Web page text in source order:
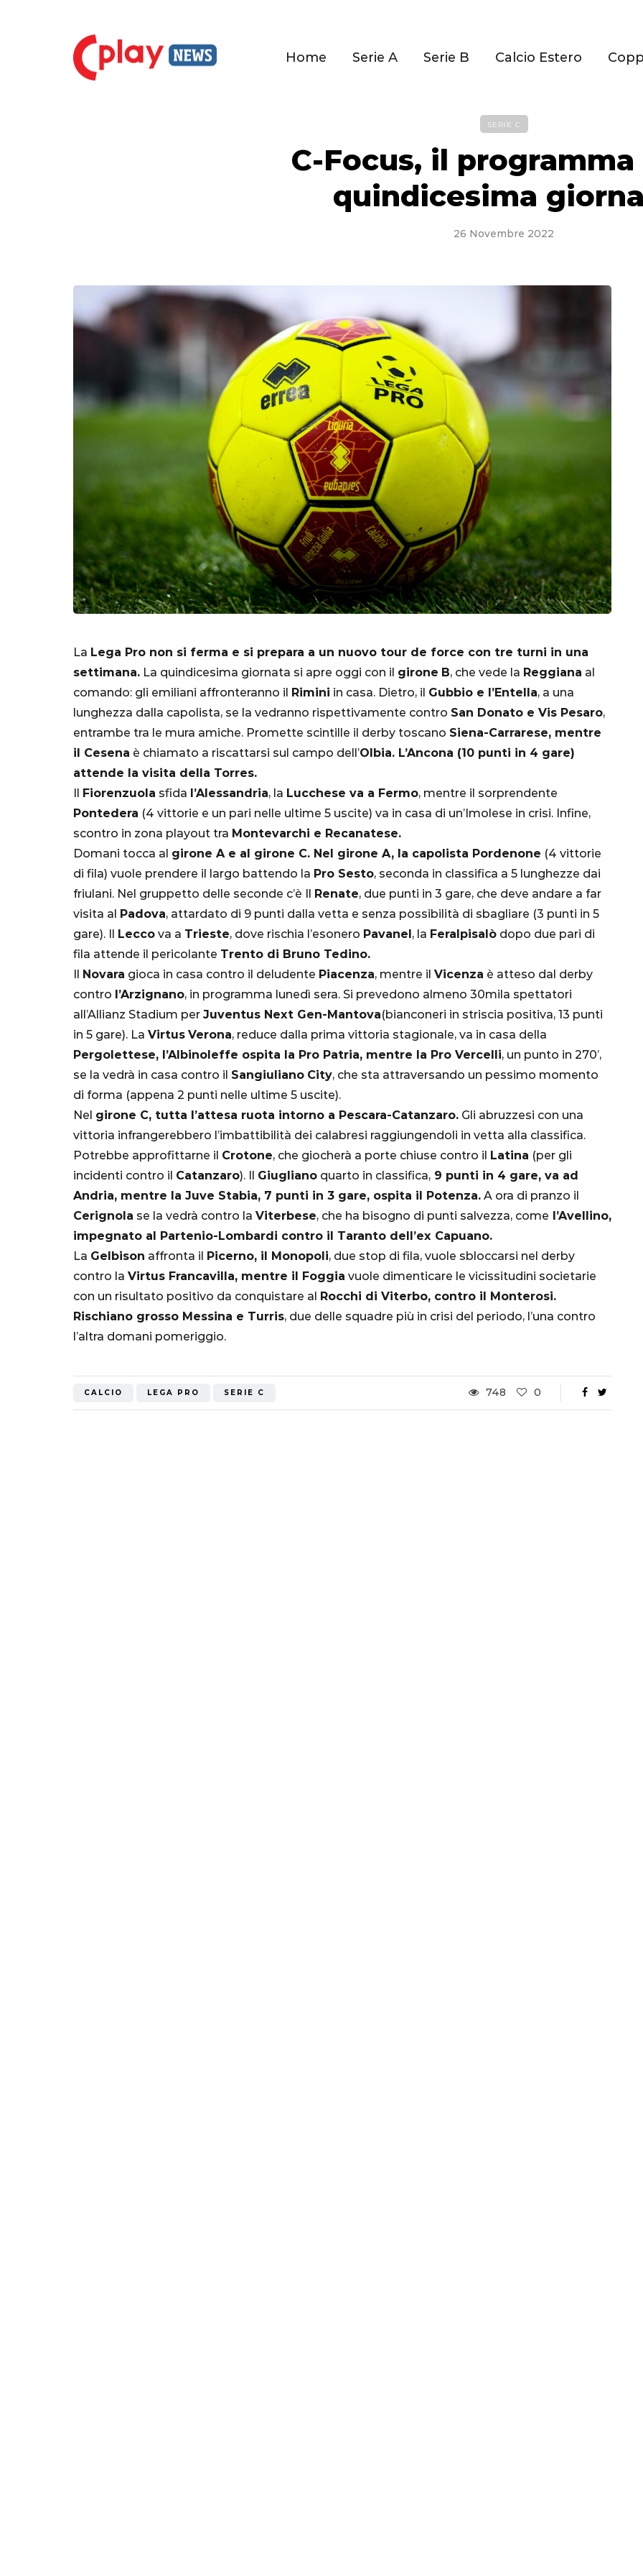
Home Serie A Serie B Calcio Estero
SERIE C
C-Focus, il programma
quindicesima
26 Novembre 2022
La Lega Pro non si ferma e si prepara a un nuovo tour de force con tre turni in una
settimana. La quindicesima giornata si apre oggi con il girone B, che vede la Reggiana al
comando: gli emiliani affronteranno il Rimini in casa. Dietro, il Gubbio e l’Entella, a una
lunghezza dalla capolista, se la vedranno rispettivamente contro San Donato e Vis Pesaro,
entrambe tra le mura amiche. Promette scintille il derby toscano Siena-Carrarese, mentre
il Cesena è chiamato a riscattarsi sul campo dell’Olbia. L’Ancona (10 punti in 4 gare)
attende la visita della Torres.
Il Fiorenzuola sfida l’Alessandria, la Lucchese va a Fermo, mentre il sorprendente
Pontedera (4 vittorie e un pari nelle ultime 5 uscite) va in casa di un’Imolese in crisi. Infine,
scontro in zona playout tra Montevarchi e Recanatese.
Domani tocca al girone A e al girone C. Nel girone A, la capolista Pordenone (4 vittorie
di fila) vuole prendere il largo battendo la Pro Sesto, seconda in classifica a 5 lunghezze dai
friulani. Nel gruppetto delle seconde c’è Il Renate, due punti in 3 gare, che deve andare a far
visita al Padova, attardato di 9 punti dalla vetta e senza possibilità di sbagliare (3 punti in 5
gare). Il Lecco va a Trieste, dove rischia l’esonero Pavanel, la Feralpisalò dopo due pari di
fila attende il pericolante Trento di Bruno Tedino.
Il Novara gioca in casa contro il deludente Piacenza, mentre il Vicenza è atteso dal derby
contro l’Arzignano, in programma lunedì sera. Si prevedono almeno 30mila spettatori
all’Allianz Stadium per Juventus Next Gen-Mantova(bianconeri in striscia positiva, 13 punti
in 5 gare). La Virtus Verona, reduce dalla prima vittoria stagionale, va in casa della
Pergolettese, l’Albinoleffe ospita la Pro Patria, mentre la Pro Vercelli, un punto in 270’,
se la vedrà in casa contro il Sangiuliano City, che sta attraversando un pessimo momento
di forma (appena 2 punti nelle ultime 5 uscite).
Nel girone C, tutta l’attesa ruota intorno a Pescara-Catanzaro. Gli abruzzesi con una
vittoria infrangerebbero l’imbattibilità dei calabresi raggiungendoli in vetta alla classifica.
Potrebbe approfittarne il Crotone, che giocherà a porte chiuse contro il Latina (per gli
incidenti contro il Catanzaro). Il Giugliano quarto in classifica, 9 punti in 4 gare, va ad
Andria, mentre la Juve Stabia, 7 punti in 3 gare, ospita il Potenza. A ora di pranzo il
Cerignola se la vedrà contro la Viterbese, che ha bisogno di punti salvezza, come l’Avellino,
impegnato al Partenio-Lombardi contro il Taranto dell’ex Capuano.
La Gelbison affronta il Picerno, il Monopoli, due stop di fila, vuole sbloccarsi nel derby
contro la Virtus Francavilla, mentre il Foggia vuole dimenticare le vicissitudini societarie
con un risultato positivo da conquistare al Rocchi di Viterbo, contro il Monterosi.
Rischiano grosso Messina e Turris, due delle squadre più in crisi del periodo, l’una contro
l’altra domani pomeriggio.
CALCIO LEGA PRO SERIE C 748 0
Lautaro Martinez,
parla l'agente:
"Bayern? Pensa
all'Inter e al
Mondiale"
5 Ottobre 2022
MONDIALE
Qatar 2022, Brasile
Ottavi di Finale
1 Dicembre 2022